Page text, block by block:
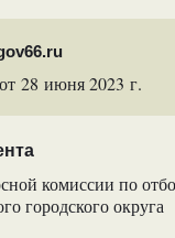
28 июня 2023 г.
комиссии по
городского округа